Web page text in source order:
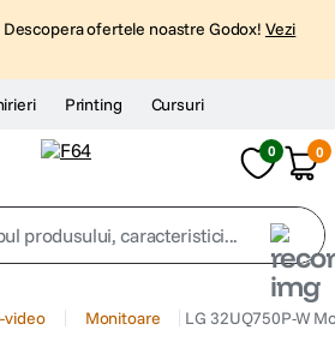
Descopera ofertele noastre Godox! Vezi
Printing Cursuri
0 0
caracteristici...
video Monitoare LG 32UQ750P-W